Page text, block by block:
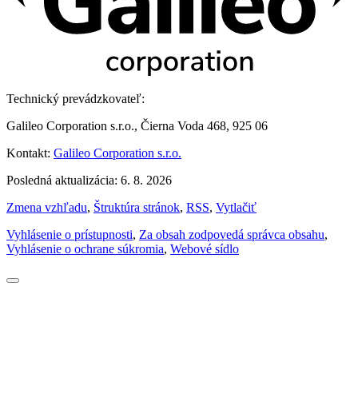
Technický prevádzkovateľ:
Galileo Corporation s.r.o., Čierna Voda 468, 925 06
Kontakt: Galileo Corporation s.r.o.
Posledná aktualizácia: 6. 8. 2026
Zmena vzhľadu, Štruktúra stránok, RSS, Vytlačiť
Vyhlásenie o prístupnosti, Za obsah zodpovedá správca obsahu,
Vyhlásenie o ochrane súkromia, Webové sídlo